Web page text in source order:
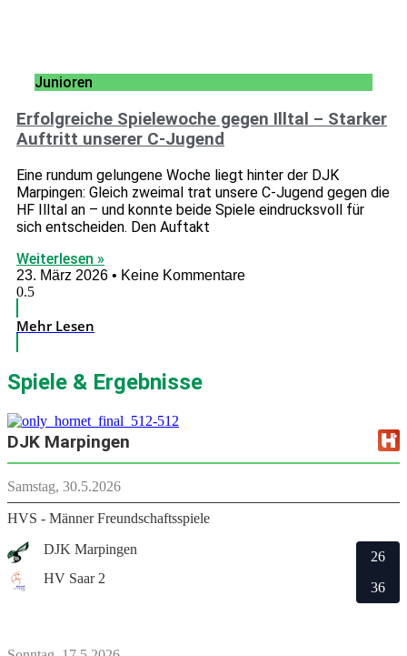
Junioren
Erfolgreiche Spielewoche gegen Illtal – Starker
Auftritt unserer C-Jugend
Eine rundum gelungene Woche liegt hinter der DJK
Marpingen: Gleich zweimal trat unsere C-Jugend gegen die
HF Illtal an – und konnte beide Spiele eindrucksvoll für
sich entscheiden. Den Auftakt
Weiterlesen »
23. März 2026 Keine Kommentare
Mehr Lesen
Spiele & Ergebnisse
DJK Marpingen
Samstag, 30.5.2026
HVS - Männer Freundschaftsspiele
DJK Marpingen
HV Saar 2
26
36